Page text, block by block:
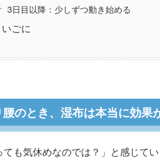
3日目以降：少しずつ動き始める
いごに
腰のとき、湿布は本当に効果
ても気休めなのでは？」と感じて